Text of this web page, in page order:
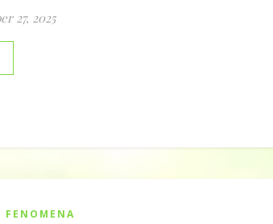
27, 2025
FENOMENA